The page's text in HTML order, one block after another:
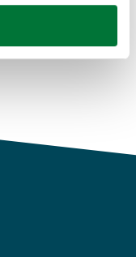
(huellas
se procesan sus
sitio web con
y análisis